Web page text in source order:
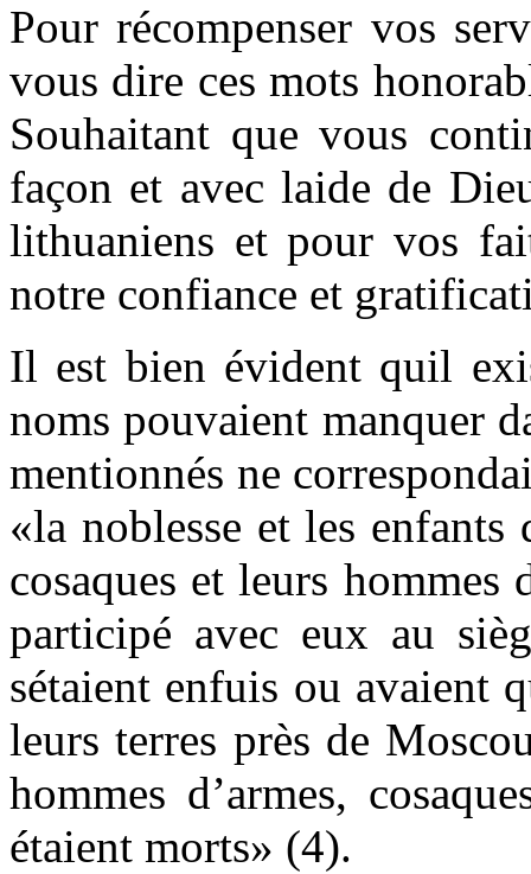
Pour récompenser vos
vous dire ces mots
Souhaitant que vous
façon et avec laide de
lithuaniens et pour vos
notre confiance et
Il est bien évident quil
noms pouvaient manquer
mentionnés ne
«la noblesse et les
cosaques et leurs
participé avec eux au
sétaient enfuis ou avaient
leurs terres près de
hommes d’armes,
étaient morts» (4).